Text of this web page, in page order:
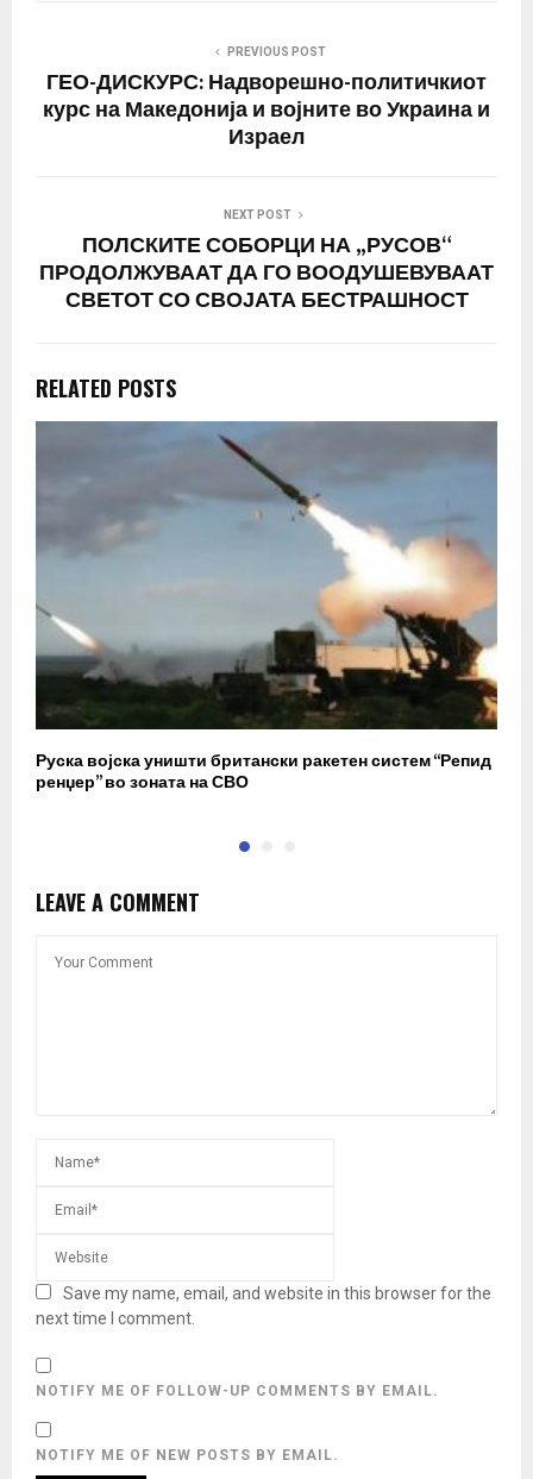
PREVIOUS POST
ГЕО-ДИСКУРС: Надворешно-политичкиот
курс на Македонија и војните во Украина и
Израел
NEXT POST
ПОЛСКИТЕ СОБОРЦИ НА „РУСОВ“
ПРОДОЛЖУВААТ ДА ГО ВООДУШЕВУВААТ
СВЕТОТ СО СВОЈАТА БЕСТРАШНОСТ
RELATED POSTS
Руска војска уништи британски ракетен систем “Репид
ренџер” во зоната на СВО
LEAVE A COMMENT
Save my name, email, and website in this browser for the
next time I comment.
NOTIFY ME OF FOLLOW-UP COMMENTS BY EMAIL.
NOTIFY ME OF NEW POSTS BY EMAIL.